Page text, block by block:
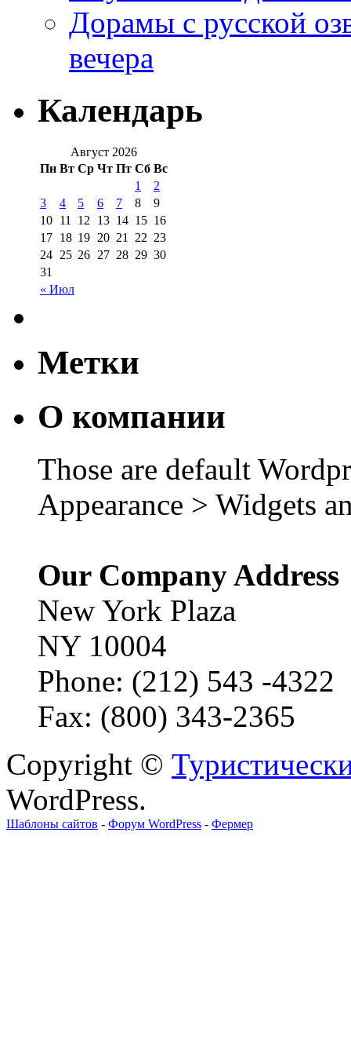
Дорамы с русской
вечера
Календарь
Август 2026
Пн Вт Ср Чт Пт Сб Вс
« Июл
1
2
3
4 5 6 7 8
9
10 11 12 13 14 15 16
17 18 19 20 21 22 23
24 25 26 27 28 29 30
31
Метки
О компании
Those are default
Appearance > Widgets
Our Company Address
New York Plaza
NY 10004
Phone: (212) 543 -4322
Fax: (800) 343-2365
Copyright ©
WordPress.
Шаблоны сайтов - Форум WordPress - Фермер